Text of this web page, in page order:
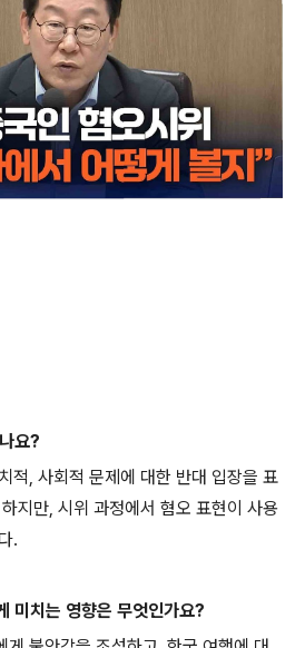
요?
적, 사회적 문제에 대한 반대 입장을 표
지만, 시위 과정에서 혐오 표현이 사용
.
미치는 영향은 무엇인가요?